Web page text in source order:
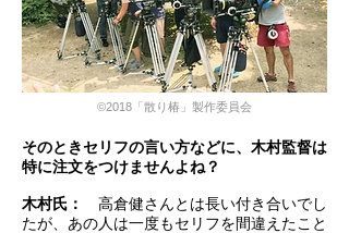
©2018「散り椿」製作委員会
そのときセリフの言い方などに、木村監督は
特に注文をつけませんよね？
木村氏：
高倉健さんとは長い付き合いでし
たが、あの人は一度もセリフを間違えたこと